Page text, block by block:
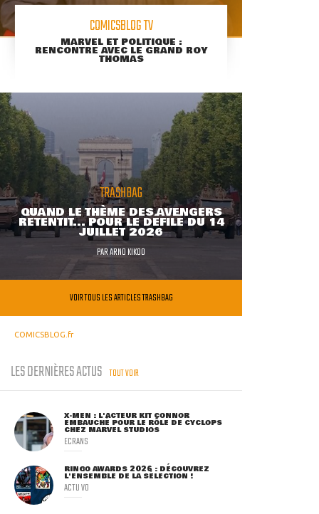
COMICSBLOG TV
MARVEL ET POLITIQUE :
RENCONTRE AVEC LE GRAND ROY
THOMAS
TRASHBAG
QUAND LE THÈME DES AVENGERS
RETENTIT... POUR LE DÉFILÉ DU 14
JUILLET 2026
PARARNO KIKOO
VOIR TOUS LES ARTICLES TRASHBAG
COMICSBLOG.fr
LES DERNIÈRES ACTUS TOUT VOIR
X-MEN : L'ACTEUR KIT CONNOR
EMBAUCHÉ POUR LE RÔLE DE CYCLOPS
CHEZ MARVEL STUDIOS
ECRANS
RINGO AWARDS 2026 : DÉCOUVREZ
L'ENSEMBLE DE LA SÉLECTION !
ACTU VO